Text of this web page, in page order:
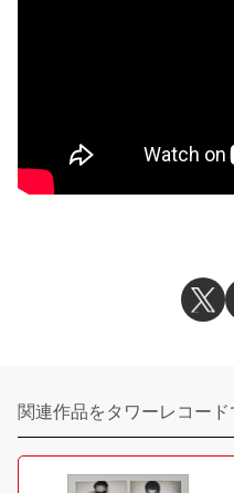
関連作品をタワーレコード